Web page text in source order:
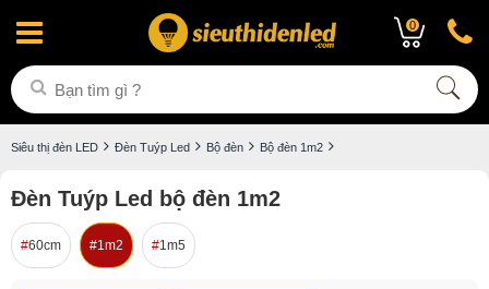
0
Siêu thị đèn LED Đèn Tuýp Led Bộ đèn Bộ đèn 1m2
Đèn Tuýp Led bộ đèn 1m2
60cm 1m2 1m5